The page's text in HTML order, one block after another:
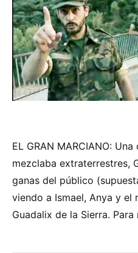
EL GRAN MARCIANO:
mezclaba extraterrestres,
ganas del público
viendo a Ismael, Anya y el
Guadalix de la Sierra. Para